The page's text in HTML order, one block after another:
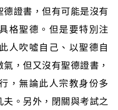
德證書，但有可能是沒有
格聖德。但是要特別注
人吹噓自己、以聖德自
，但又沒有聖德證書，
，無論此人宗教身份多
。另外，閉關與考試之